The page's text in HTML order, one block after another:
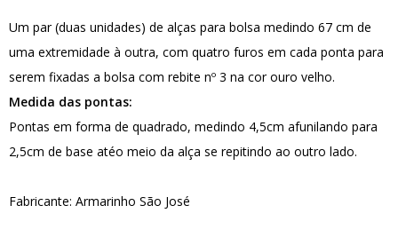
Um par (duas unidades) de alças para bolsa medindo 67 cm de
uma extremidade à outra, com quatro furos em cada ponta para
serem fixadas a bolsa com rebite nº 3 na cor ouro velho.
Medida das pontas:
Pontas em forma de quadrado, medindo 4,5cm afunilando para
2,5cm de base atéo meio da alça se repitindo ao outro lado.
Fabricante: Armarinho São José